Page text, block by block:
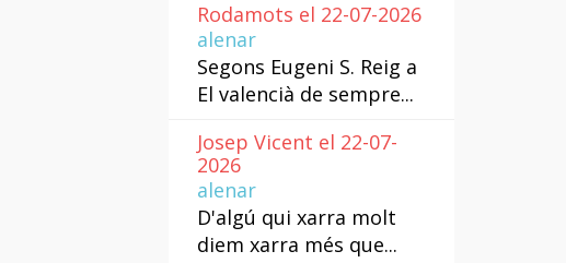
Rodamots el 22-07-2026
alenar
Segons Eugeni S. Reig a
El valencià de sempre...
Josep Vicent el 22-07-
2026
alenar
D'algú qui xarra molt
diem xarra més que...